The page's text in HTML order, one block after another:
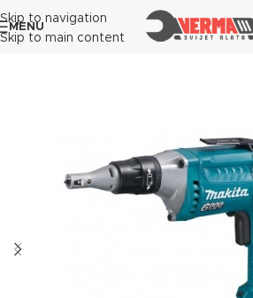
Skip to navigation
Skip to main content
MENU